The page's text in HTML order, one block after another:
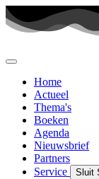
Ga
naar
Home
Actueel
Thema's
Boeken
Agenda
Nieuwsbrief
Partners
Service
Sluit